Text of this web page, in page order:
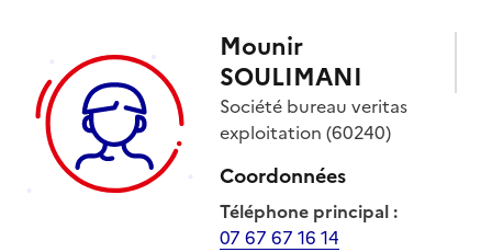
Mounir
SOULIMANI
Société bureau veritas
exploitation (60240)
Coordonnées
Téléphone principal:
07 67 67 16 14